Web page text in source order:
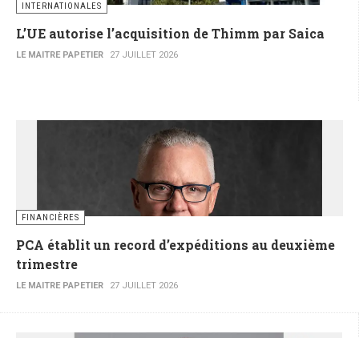
INTERNATIONALES
L’UE autorise l’acquisition de Thimm par Saica
LE MAITRE PAPETIER 27 JUILLET 2026
FINANCIÈRES
PCA établit un record d’expéditions au deuxième
trimestre
LE MAITRE PAPETIER 27 JUILLET 2026